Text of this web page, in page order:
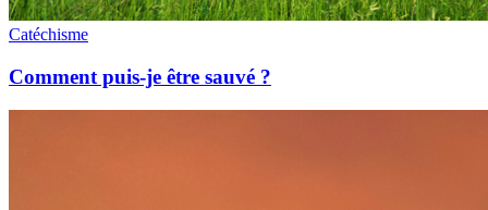
Catéchisme
Comment puis-je être sauvé ?